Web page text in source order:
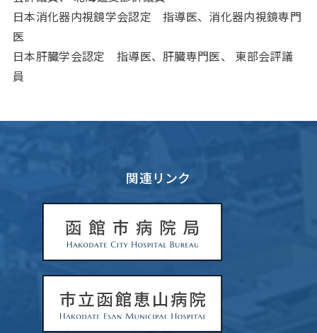
日本消化器内視鏡学会認定 指導医、消化器内視鏡専門
医
日本肝臓学会認定 指導医、肝臓専門医、 東部会評議
員
関連リンク